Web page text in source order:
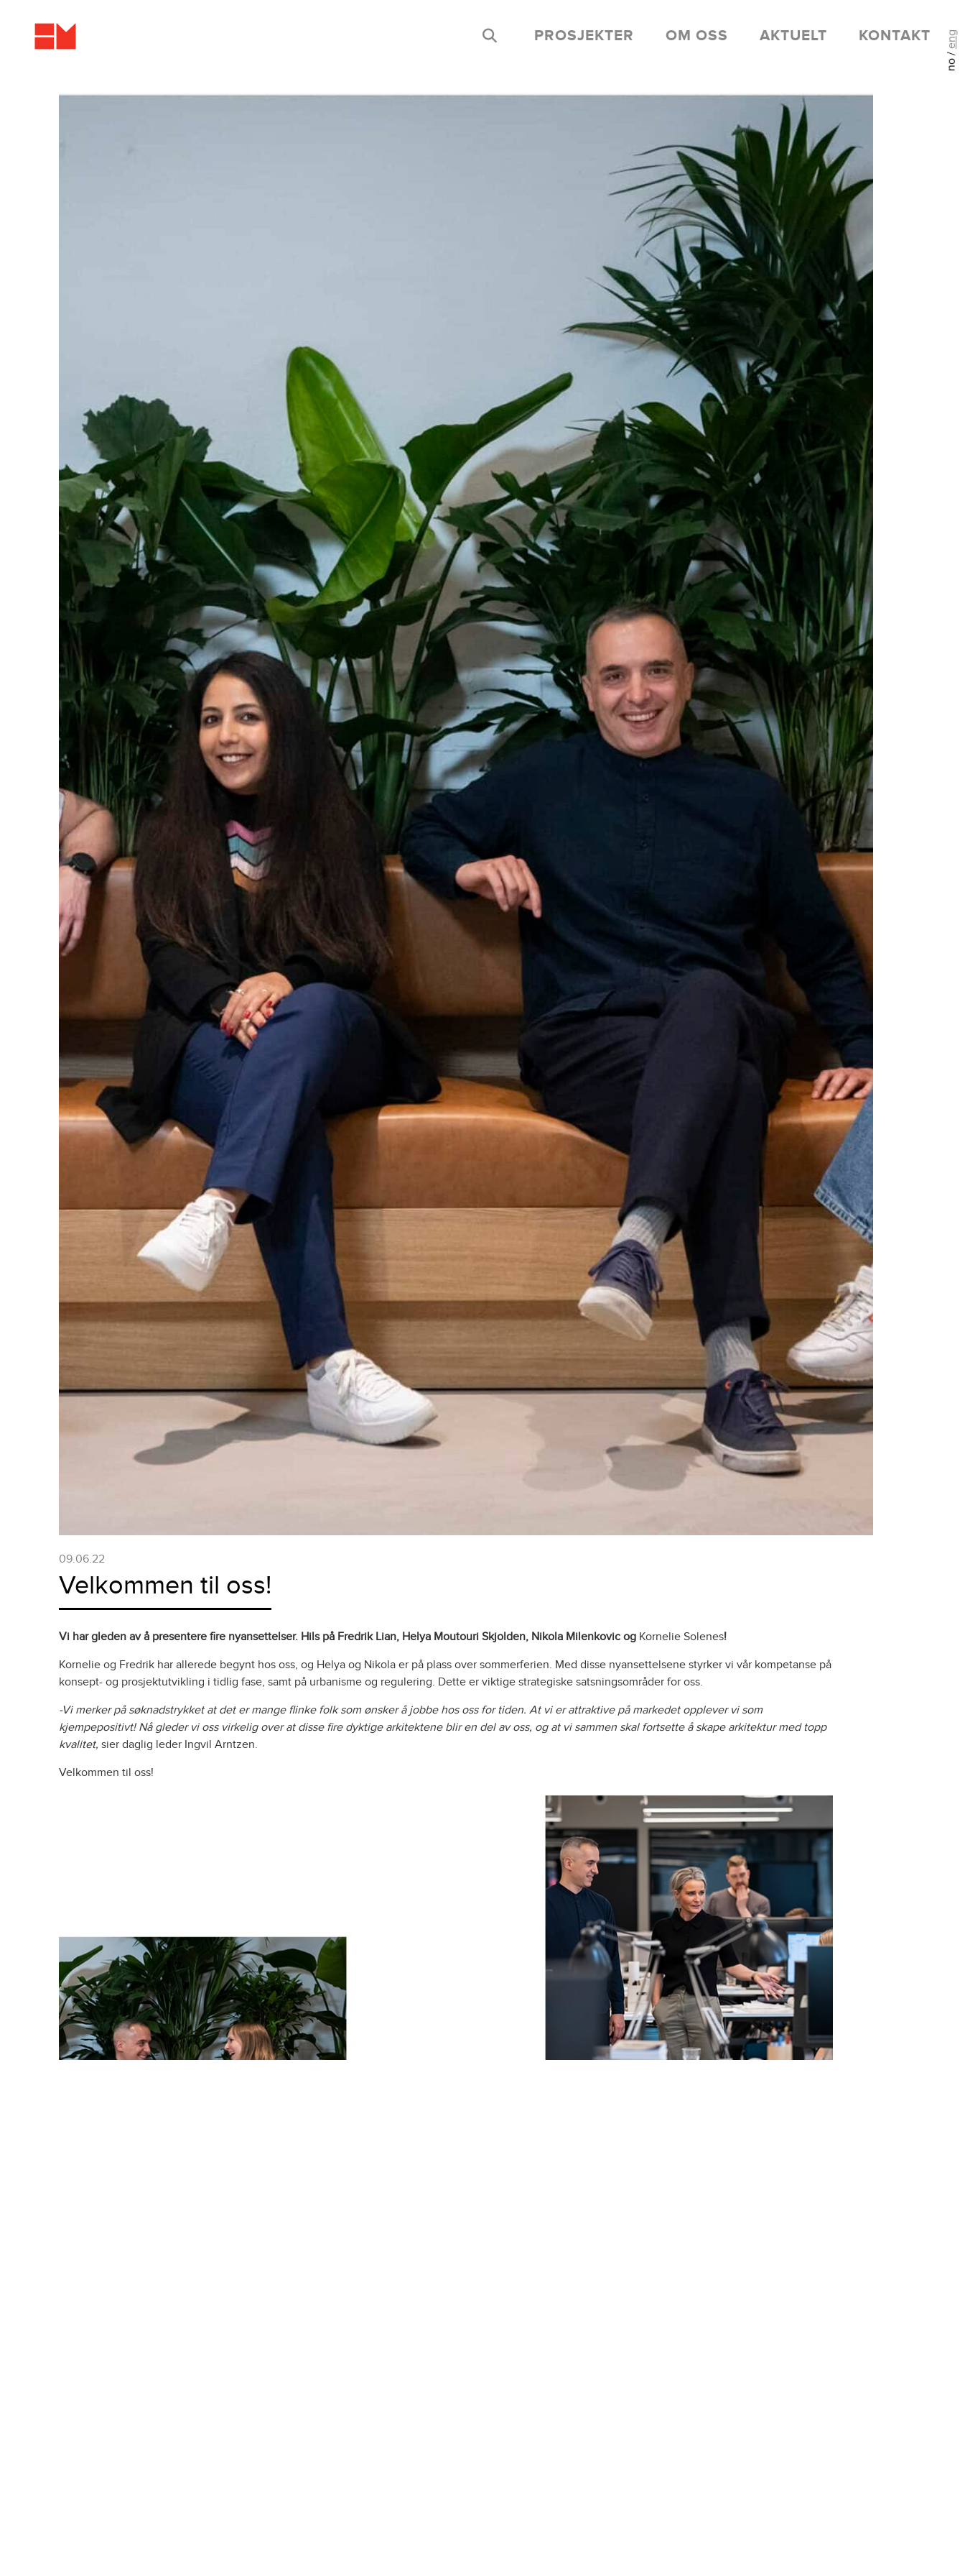
no /
eng
PROSJEKTER OM OSS AKTUELT KONTAKT
09.06.22
Velkommen til oss!
Vi har gleden av å presentere fire nyansettelser. Hils på Fredrik Lian, Helya Moutouri Skjolden, Nikola Milenkovic og Kornelie Solenes!
Kornelie og Fredrik har allerede begynt hos oss, og Helya og Nikola er på plass over sommerferien. Med disse nyansettelsene styrker vi vår kompetanse på
konsept- og prosjektutvikling i tidlig fase, samt på urbanisme og regulering. Dette er viktige strategiske satsningsområder for oss.
-Vi merker på søknadstrykket at det er mange flinke folk som ønsker å jobbe hos oss for tiden. At vi er attraktive på markedet opplever vi som
kjempepositivt! Nå gleder vi oss virkelig over at disse fire dyktige arkitektene blir en del av oss, og at vi sammen skal fortsette å skape arkitektur med topp
kvalitet,sier daglig leder Ingvil Arntzen.
Velkommen til oss!